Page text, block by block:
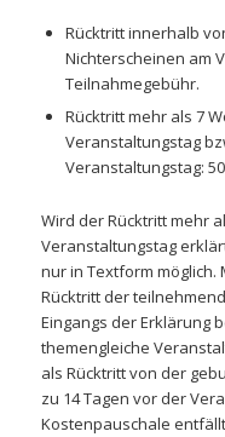
Rücktritt innerhalb
Nichterscheinen am
Teilnahmegebühr.
Rücktritt mehr als 7
Veranstaltungstag
Veranstaltungstag:
Wird der Rücktritt mehr
Veranstaltungstag
nur in Textform
Rücktritt der
Eingangs der Erklärung
themengleiche
als Rücktritt von der
zu 14 Tagen vor der
Kostenpauschale